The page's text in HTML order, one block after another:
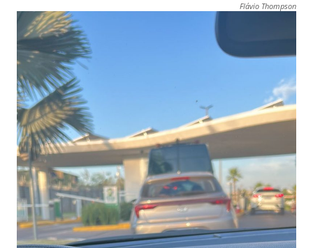
Flávio Thompson